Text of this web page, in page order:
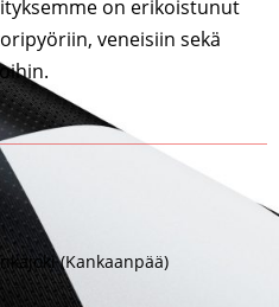
on erikoistunut
veneisiin sekä
(Kankaanpää)